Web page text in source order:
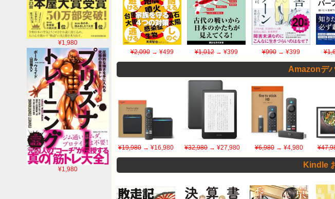
¥1,980
¥1,980
¥2,090→ ¥499 ¥1,012 → ¥399 ¥990→ ¥399
Amazonデ
¥19,980 → ¥16,980 ¥32,980→ ¥27,980 ¥6,980→ ¥4,980
Kindle